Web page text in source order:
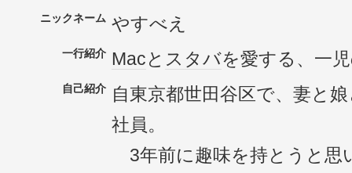
ニックネーム やすべえ
一行紹介 Macと スタバを愛する、一
自己紹介
自東京都世田谷区で、妻と
社員。
3年前に趣味を持とうと思